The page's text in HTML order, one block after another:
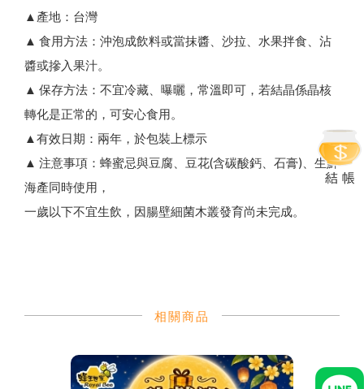
▲產地：台灣
▲ 食用方法：沖泡成飲料或當抹醬、沙拉、水果拌食、沾
醬或摻入果汁。
▲ 保存方法：不宜冷藏、曝曬，常溫即可，若結晶係晶核
轉化是正常的，可安心食用。
▲有效日期：兩年，於包裝上標示
▲ 注意事項：蜂蜜忌與豆腐、豆花(含碳酸鈣、石膏)、生鮮
海產同時使用，
一歲以下不宜生飲，因腸壁細菌木叢發育尚未完成。
相關商品